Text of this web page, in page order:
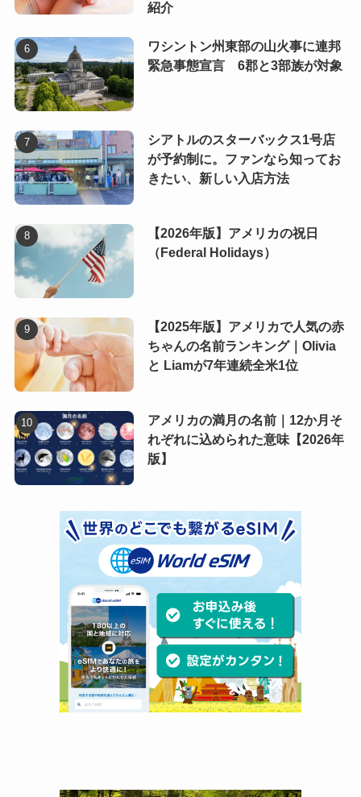
紹介
ワシントン州東部の山火事に連邦
緊急事態宣言 6郡と3部族が対象
シアトルのスターバックス1号店
が予約制に。ファンなら知ってお
きたい、新しい入店方法
【2026年版】アメリカの祝日
（Federal Holidays）
【2025年版】アメリカで人気の赤
ちゃんの名前ランキング｜Olivia
と Liamが7年連続全米1位
アメリカの満月の名前｜12か月そ
れぞれに込められた意味【2026年
版】